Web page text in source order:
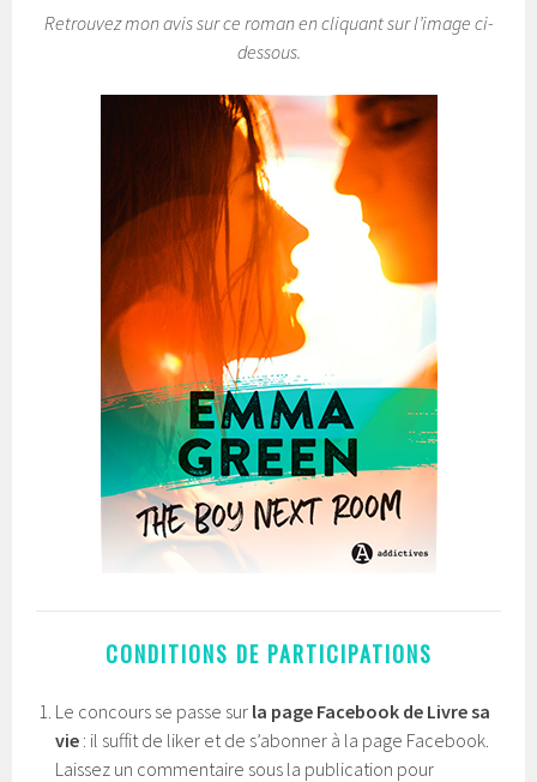
Retrouvez mon avis sur ce roman en cliquant sur l’image ci-
dessous.
CONDITIONS DE PARTICIPATIONS
Le concours se passe sur la page Facebook de Livre sa
vie : il suffit de liker et de s’abonner à la page Facebook.
Laissez un commentaire sous la publication pour